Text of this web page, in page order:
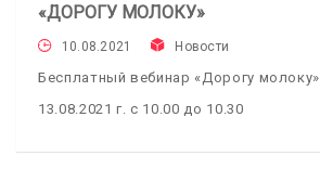
«ДОРОГУ МОЛОКУ»
10.08.2021 Новости
Бесплатный вебинар «Дорогу молоку»
13.08.2021 г. с 10.00 до 10.30